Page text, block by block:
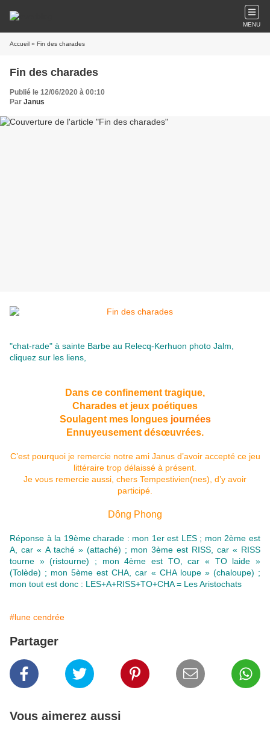
MENU
Accueil » Fin des charades
Fin des charades
Publié le 12/06/2020 à 00:10
Par Janus
"chat-rade" à sainte Barbe au Relecq-Kerhuon photo Jalm,
cliquez sur les liens,
Dans ce confinement tragique,
Charades et jeux poétiques
Soulagent mes longues journées
Ennuyeusement désœuvrées.
C’est pourquoi je remercie notre ami Janus d’avoir accepté ce jeu
littéraire trop délaissé à présent.
Je vous remercie aussi, chers Tempestivien(nes), d’y avoir
participé.
Dông Phong
Réponse à la 19ème charade : mon 1er est LES ; mon 2ème est
A, car « A taché » (attaché) ; mon 3ème est RISS, car « RISS
tourne » (ristourne) ; mon 4ème est TO, car « TO laide »
(Tolède) ; mon 5ème est CHA, car « CHA loupe » (chaloupe) ;
mon tout est donc : LES+A+RISS+TO+CHA = Les Aristochats
#lune cendrée
Partager
Vous aimerez aussi